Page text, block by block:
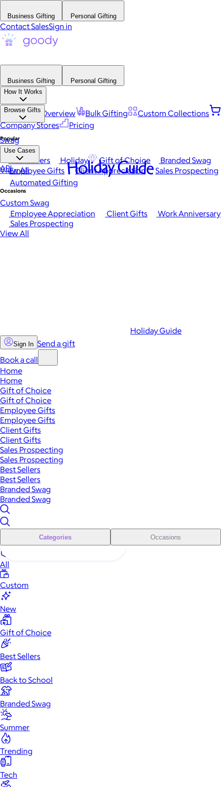
Business Gifting Personal Gifting
Contact SalesSign in
Business Gifting
Personal Gifting
How It Works
Platform Overview Bulk Gifting
Custom Collections
Company Stores
Pricing
Browse Gifts
Popular
Best Sellers Holiday Gift of Choice
Branded Swag
View All
Occasions
Employee Appreciation Client Gifts
Work Anniversary
Sales Prospecting
View All
Swag
Use Cases
Employee Gifts Client Appreciation
Sales Prospecting
Automated Gifting
Custom Swag
API Holiday Guide
Holiday Guide
Sign In Send a gift
Book a call
Home
Home
Gift of Choice
Gift of Choice
Employee Gifts
Employee Gifts
Client Gifts
Client Gifts
Sales Prospecting
Sales Prospecting
Best Sellers
Best Sellers
Branded Swag
Branded Swag
Categories Occasions
All
Custom
New
Gift of Choice
Best Sellers
Back to School
Branded Swag
Summer
Trending
Tech